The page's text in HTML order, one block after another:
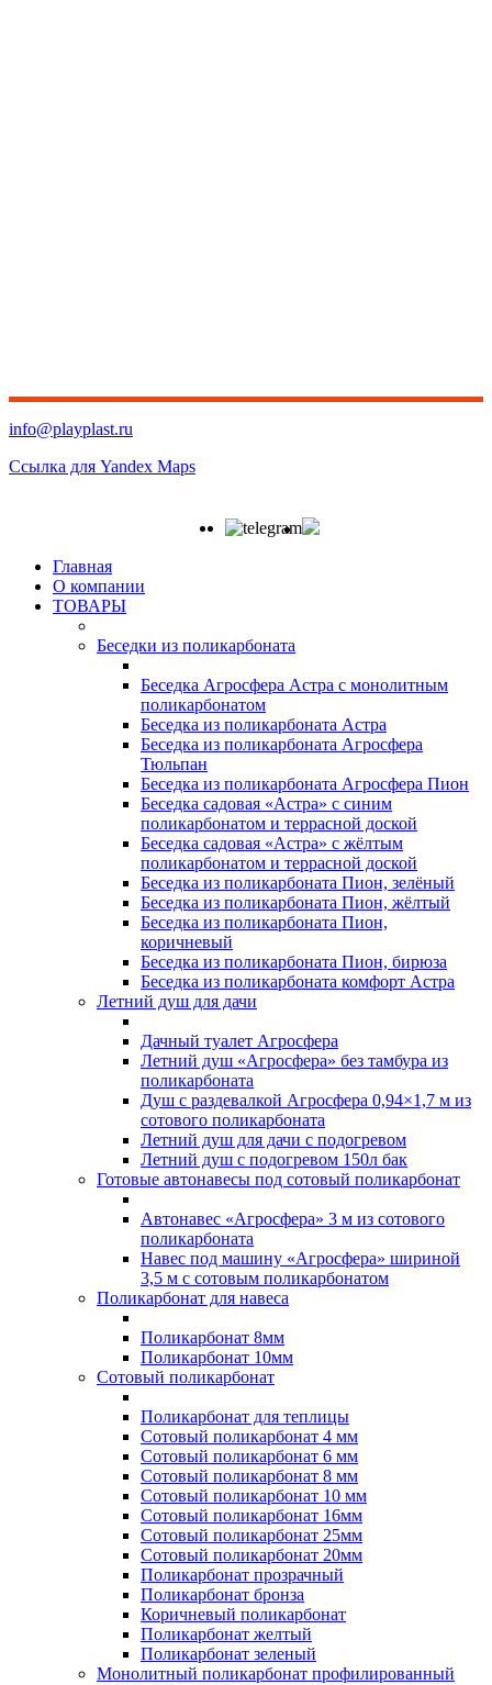
info@playplast.ru
Ссылка для Yandex Maps
Главная
О компании
ТОВАРЫ
Беседки из поликарбоната
Беседка Агросфера Астра с монолитным
поликарбонатом
Беседка из поликарбоната Астра
Беседка из поликарбоната Агросфера
Тюльпан
Беседка из поликарбоната Агросфера Пион
Беседка садовая «Астра» с синим
поликарбонатом и террасной доской
Беседка садовая «Астра» с жёлтым
поликарбонатом и террасной доской
Беседка из поликарбоната Пион, зелёный
Беседка из поликарбоната Пион, жёлтый
Беседка из поликарбоната Пион,
коричневый
Беседка из поликарбоната Пион, бирюза
Беседка из поликарбоната комфорт Астра
Летний душ для дачи
Дачный туалет Агросфера
Летний душ «Агросфера» без тамбура из
поликарбоната
Душ с раздевалкой Агросфера 0,94×1,7 м из
сотового поликарбоната
Летний душ для дачи с подогревом
Летний душ с подогревом 150л бак
Готовые автонавесы под сотовый поликарбонат
Автонавес «Агросфера» 3 м из сотового
поликарбоната
Навес под машину «Агросфера» шириной
3,5 м с сотовым поликарбонатом
Поликарбонат для навеса
Поликарбонат 8мм
Поликарбонат 10мм
Сотовый поликарбонат
Поликарбонат для теплицы
Сотовый поликарбонат 4 мм
Сотовый поликарбонат 6 мм
Сотовый поликарбонат 8 мм
Сотовый поликарбонат 10 мм
Сотовый поликарбонат 16мм
Сотовый поликарбонат 25мм
Сотовый поликарбонат 20мм
Поликарбонат прозрачный
Поликарбонат бронза
Коричневый поликарбонат
Поликарбонат желтый
Поликарбонат зеленый
Монолитный поликарбонат профилированный